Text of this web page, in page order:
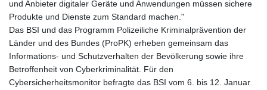
1572.383836
NPR 175.774208
und Anbieter digitaler Geräte und Anwendungen müssen sichere
Produkte und Dienste zum Standard machen."
Das BSI und das Programm Polizeiliche Kriminalprävention der
Länder und des Bundes (ProPK) erheben gemeinsam das
Informations- und Schutzverhalten der Bevölkerung sowie ihre
Betroffenheit von Cyberkriminalität. Für den
Cybersicherheitsmonitor befragte das BSI vom 6. bis 12. Januar